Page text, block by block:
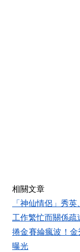
相關文章
「神仙情侶」秀
工作繁忙而關係疏
捲金賽綸瘋波！
曝光